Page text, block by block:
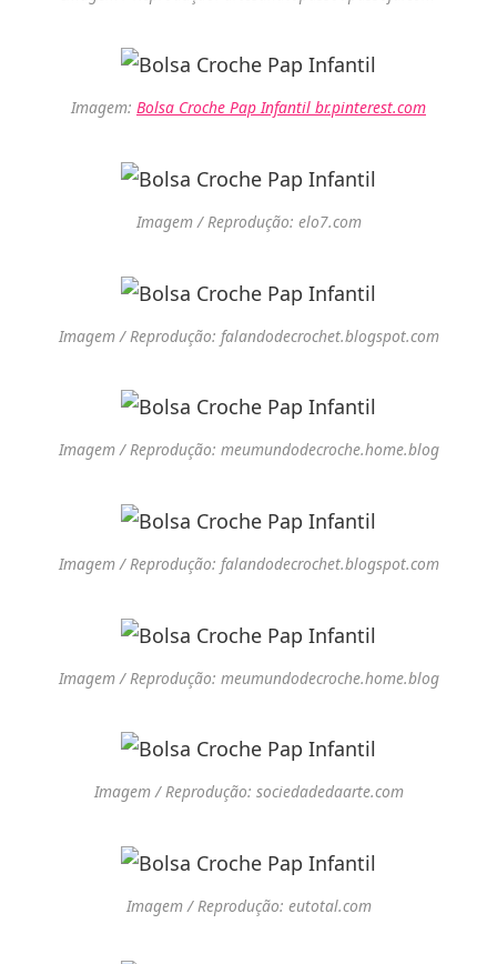
Imagem: Bolsa Croche Pap Infantil br.pinterest.com
Imagem / Reprodução: elo7.com
Imagem / Reprodução: falandodecrochet.blogspot.com
Imagem / Reprodução: meumundodecroche.home.blog
Imagem / Reprodução: falandodecrochet.blogspot.com
Imagem / Reprodução: meumundodecroche.home.blog
Imagem / Reprodução: sociedadedaarte.com
Imagem / Reprodução: eutotal.com